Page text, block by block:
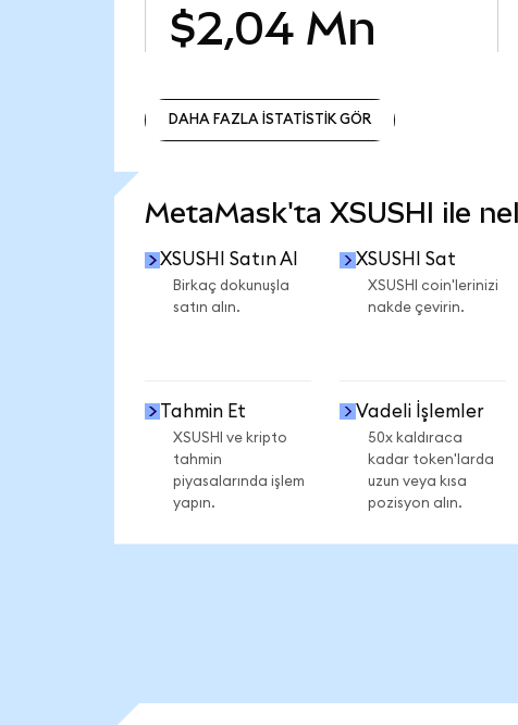
$2,04 Mn
DAHA FAZLA İSTATİSTİK GÖR
MetaMask'ta XSUSHI ile
XSUSHI Satın Al
Birkaç dokunuşla
satın alın.
XSUSHI Sat
XSUSHI coin'lerinizi
nakde çevirin.
Tahmin Et
XSUSHI ve kripto
tahmin
piyasalarında işlem
yapın.
Vadeli İşlemler
50x kaldıraca
kadar token'larda
uzun veya kısa
pozisyon alın.